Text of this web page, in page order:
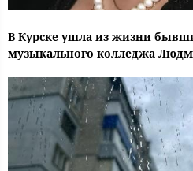
В Курске ушла из жизни
музыкального колледжа